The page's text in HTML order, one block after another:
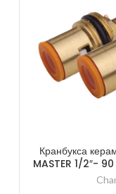
Кранбукса
MASTER 1/2″-